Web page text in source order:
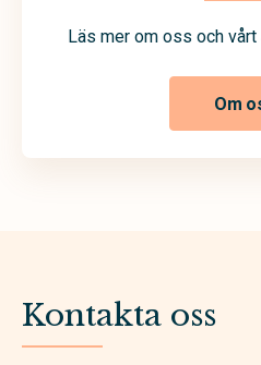
Läs mer om oss och
Om
Kontakta oss